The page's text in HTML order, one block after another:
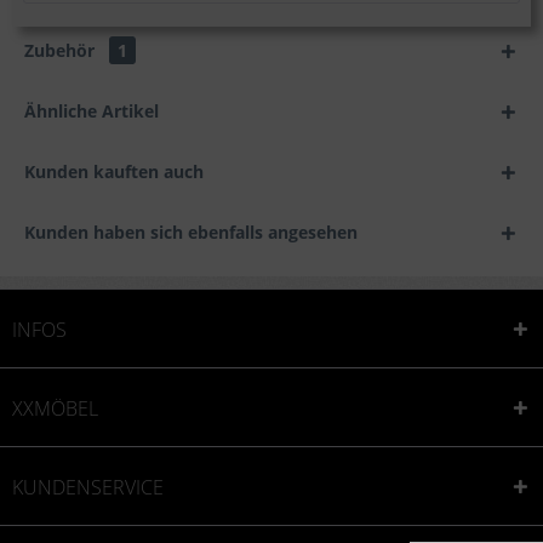
Zubehör 1
Ähnliche Artikel
Kunden kauften auch
Kunden haben sich ebenfalls angesehen
INFOS
XXMÖBEL
KUNDENSERVICE